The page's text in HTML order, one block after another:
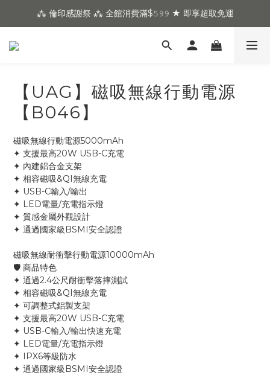
⁂ 倫印感謝祭 ⁂ 全館消費滿$𝟻𝟿𝟿 ★ 即享超取免運
【UAG】磁吸無線行動電源
【B046】
磁吸無線行動電源5000mAh
✦ 支援最高20W USB-C充電
✦ 內建鋁合金支架
✦ 相容磁吸&QI無線充電
✦ USB-C輸入/輸出
✦ LED電量/充電指示燈
✦ 質感金屬外觀設計
✦ 通過國家級BSMI安全認證
磁吸無線耐衝擊行動電源10000mAh
🛡 商品特色
✦ 通過2.4公尺耐衝擊落摔測試
✦ 相容磁吸&QI無線充電
✦ 可調整式鋁製支架
✦ 支援最高20W USB-C充電
✦ USB-C輸入/輸出快速充電
✦ LED電量/充電指示燈
✦ IPX6等級防水
✦ 通過國家級BSMI安全認證